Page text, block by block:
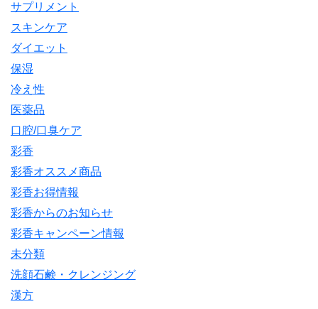
サプリメント
スキンケア
ダイエット
保湿
冷え性
医薬品
口腔/口臭ケア
彩香
彩香オススメ商品
彩香お得情報
彩香からのお知らせ
彩香キャンペーン情報
未分類
洗顔石鹸・クレンジング
漢方